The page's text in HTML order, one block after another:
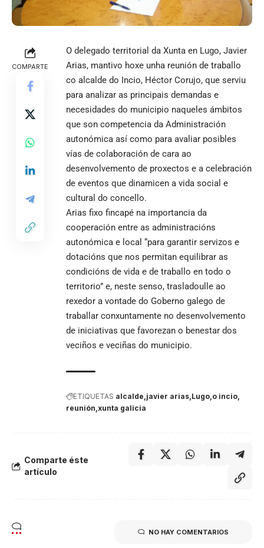
COMPARTE
O delegado territorial da Xunta en Lugo, Javier
Arias, mantivo hoxe unha reunión de traballo
co alcalde do Incio, Héctor Corujo, que serviu
para analizar as principais demandas e
necesidades do municipio naqueles ámbitos
que son competencia da Administración
autonómica así como para avaliar posibles
vías de colaboración de cara ao
desenvolvemento de proxectos e a celebración
de eventos que dinamicen a vida social e
cultural do concello.
Arias fixo fincapé na importancia da
cooperación entre as administracións
autonómica e local “para garantir servizos e
dotacións que nos permitan equilibrar as
condicións de vida e de traballo en todo o
territorio” e, neste senso, trasladoulle ao
rexedor a vontade do Goberno galego de
traballar conxuntamente no desenvolvemento
de iniciativas que favorezan o benestar dos
veciños e veciñas do municipio.
ETIQUETAS alcalde javier arias Lugo o incio
reunión xunta galicia
Comparte éste
artículo
NO HAY COMENTARIOS